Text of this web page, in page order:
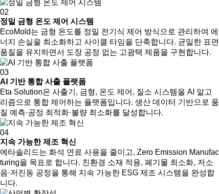
02
정밀 금형 온도 제어 시스템
EcoMold는 금형 온도를 정밀 전기식 제어 방식으로 관리하여 에
너지 손실을 최소화하고 사이클 타임을 단축합니다. 균일한 표면
품질을 유지하면서 도장 공정 없는 고광택 제품을 구현합니다.
03
AI 기반 통합 사출 플랫폼
Eta Solution은 사출기, 금형, 온도 제어, 질소 시스템을 AI 알고
리즘으로 통합 제어하는 플랫폼입니다. 생산 데이터 기반으로 품
질 예측·공정 최적화·불량 최소화를 달성합니다.
04
지속 가능한 제조 혁신
에타솔리드는 화석 연료 사용을 줄이고, Zero Emission Manufac
turing을 목표로 합니다. 친환경 소재 적용, 폐기물 최소화, 저소
음·저진동 공정을 통해 지속 가능한 ESG 제조 시스템을 완성합
니다.